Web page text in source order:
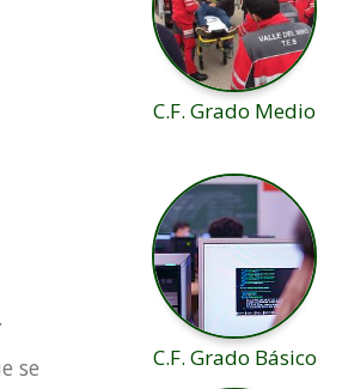
se
C.F. Grado Medio
C.F. Grado Básico